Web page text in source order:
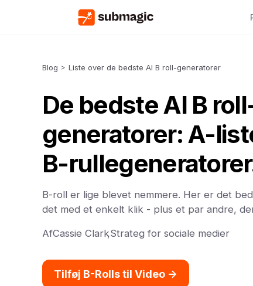
Blog > Liste over de bedste AI B roll-generatorer
De bedste AI B
generatorer: A-
B-
B-roll er lige blevet nemmere. Her er det
det med et enkelt klik - plus et par andre,
AfCassie Clark,Strateg for sociale medier
Tilføj B-Rolls til Video ->